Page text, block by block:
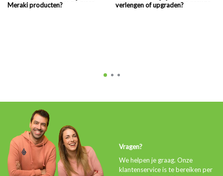
Meraki producten?
verlengen of upgraden?
Vragen?
We helpen je graag. Onze
klantenservice is te bereiken per